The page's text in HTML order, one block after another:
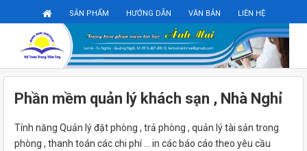
Đăng ký Đăng nhập
SẢN PHẨM HƯỚNG DẪN VĂN BẢN LIÊN HỆ
Phần mềm quản lý khách sạn , Nhà Nghỉ
Tính năng Quản lý đặt phòng , trả phòng , quản lý tài sản trong
phòng , thanh toán các chi phí ... in các báo cáo theo yêu cầu